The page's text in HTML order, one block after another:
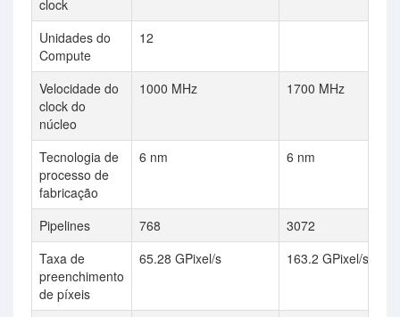
clock
Unidades do
Compute
12
Velocidade do
clock do
núcleo
1000 MHz 1700 MHz
Tecnologia de
processo de
fabricação
6 nm 6 nm
Pipelines 768
3072
Taxa de
preenchimento
de píxeis
65.28 GPixel/s 163.2 GPixel/s